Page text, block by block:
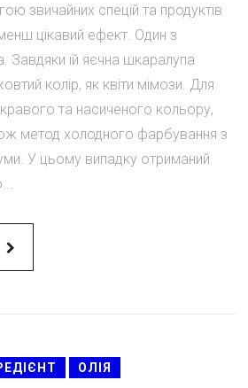
звичайних спецій та продуктів
цікавий ефект. Один з
Завдяки їй яєчна шкаралупа
колір, як квіти мімози. Для
та насиченого кольору,
метод холодного фарбування з
У цьому випадку отриманий
ОЛІЯ